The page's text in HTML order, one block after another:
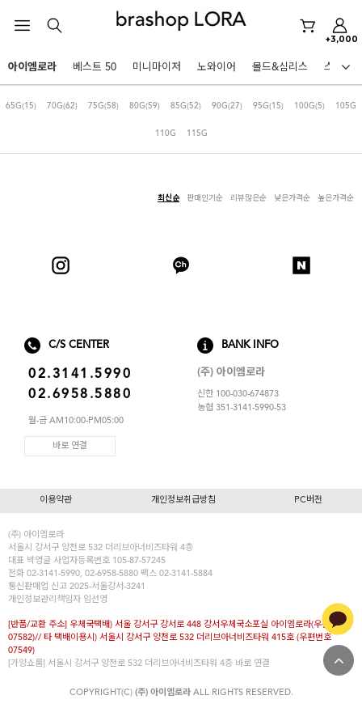
+3,000
HOT KEYWORDS
아이엠로라
르미스떼르
노와이어
아이엠로라
아이엠로라 베스트 50 미니마이저 노와이어 몰드&심리스 스포츠
65G(15) 70G(62) 75G(58) 80G(59) 85G(52) 90G(27) 95G(15) 100G(5) 105G
110G 115G
최신순 판매인기순 리뷰많은순 낮은가격순 높은가격순
C/S CENTER
02.3141.5990
02.6958.5880
월-금 AM10:00-PM05:00
바로 연결
BANK INFO
(주) 아이엠로라
신한 100-030-674873
농협 351-3141-5990-53
이용약관 개인정보취급방침 PC버전
(주) 아이엠로라
서울시 강서구 양천로 532 더리브아너비즈타워 4층
대표 박영글 사업자등록번호 105-87-57245
전화 02-3141-5990, 02-6958-5880 팩스 02-3141-5884
통신판매업 신고 2025-서울강서-3241
개인정보관리책임자 임선영
[반품/교환 주소] 우체국택배) 서울 강서구 강서로 448 강서우체국소포실 아이엠로라(우편번호
07582)// 타 택배이용시) 서울시 강서구 양천로 532 더리브아너비즈타워 415호 (우편번호
07549)
[가양쇼룸] 서울시 강서구 양천로 532 더리브아너비즈타워 4층 바로 연결
COPYRIGHT(C) (주) 아이엠로라ALL RIGHTS RESERVED.